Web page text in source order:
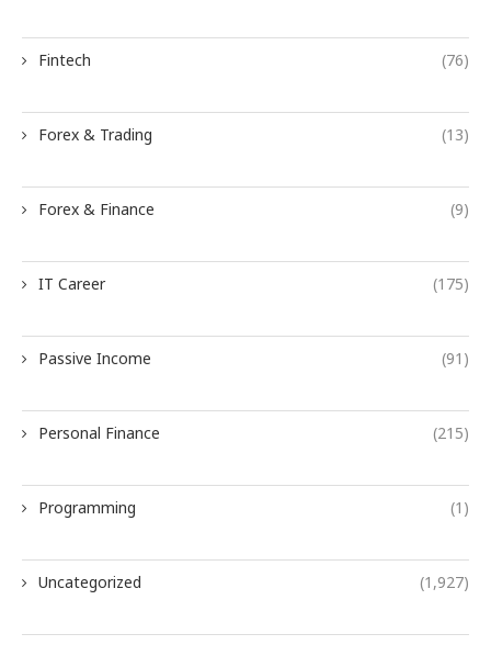
Fintech (76)
Forex & Trading (13)
Forex & Finance (9)
IT Career (175)
Passive Income (91)
Personal Finance (215)
Programming (1)
Uncategorized (1,927)